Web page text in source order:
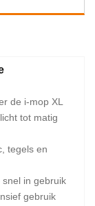
de i-mop XL
tot matig
tegels en
in gebruik
gebruik